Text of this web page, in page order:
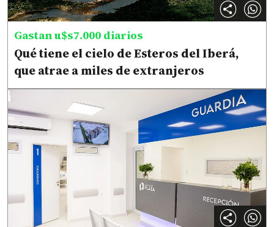
Gastan u$s7.000 diarios
Qué tiene el cielo de Esteros del Iberá,
que atrae a miles de extranjeros